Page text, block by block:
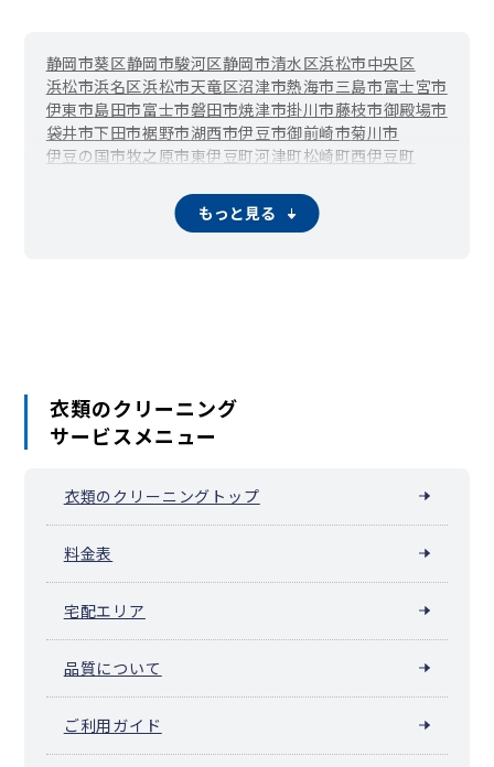
静岡市葵区静岡市駿河区静岡市清水区浜松市中央区
浜松市浜名区浜松市天竜区沼津市熱海市三島市富士宮市
伊東市島田市富士市磐田市焼津市掛川市藤枝市御殿場市
袋井市下田市裾野市湖西市伊豆市御前崎市菊川市
伊豆の国市牧之原市東伊豆町河津町松崎町西伊豆町
もっと見る
衣類のクリーニング
サービスメニュー
衣類のクリーニングトップ
料金表
宅配エリア
品質について
ご利用ガイド